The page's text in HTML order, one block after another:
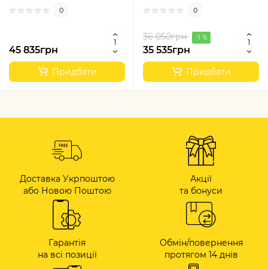
0
45 835грн
Придбати
0
36 050грн -1 %
35 535грн
Придбати
Доставка Укрпоштою
або Новою Поштою
Акції
та бонуси
Гарантія
на всі позиції
Обмін/повернення
протягом 14 днів